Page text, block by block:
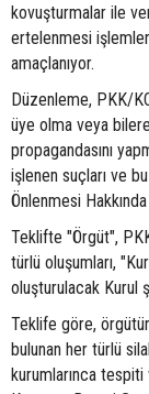
kovuşturmalar ile
ertelenmesi
amaçlanıyor.
Düzenleme, PKK/
üye olma veya
propagandasını
işlenen suçları ve
Önlenmesi
Teklifte "Örgüt",
türlü oluşumları,
oluşturulacak Kurul
Teklife göre,
bulunan her türlü
kurumlarınca